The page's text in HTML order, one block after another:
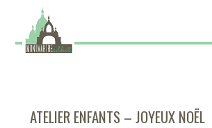
ATELIER ENFANTS – JOYEUX NOËL